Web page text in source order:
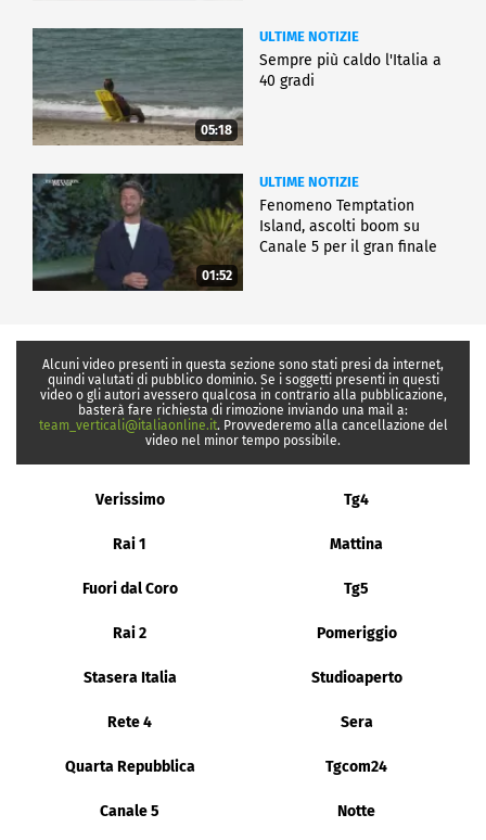
05:18
ULTIME NOTIZIE
Sempre più caldo l'Italia a
40 gradi
01:52
ULTIME NOTIZIE
Fenomeno Temptation
Island, ascolti boom su
Canale 5 per il gran finale
Alcuni video presenti in questa sezione sono stati presi da internet,
quindi valutati di pubblico dominio. Se i soggetti presenti in questi
video o gli autori avessero qualcosa in contrario alla pubblicazione,
basterà fare richiesta di rimozione inviando una mail a:
team_verticali@italiaonline.it. Provvederemo alla cancellazione del
video nel minor tempo possibile.
Verissimo Tg4
Rai 1 Mattina
Fuori dal Coro Tg5
Rai 2 Pomeriggio
Stasera Italia Studioaperto
Rete 4 Sera
Quarta Repubblica Tgcom24
Canale 5 Notte